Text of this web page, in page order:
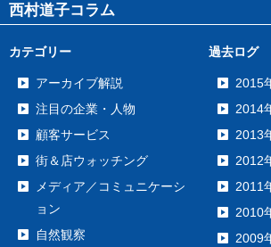
西村道子コラム
カテゴリー
アーカイブ解説
注目の企業・人物
顧客サービス
街＆店ウォッチング
メディア／コミュニケーシ
ョン
自然観察
過去ログ
2015
2014
2013
2012
2011
2010
2009